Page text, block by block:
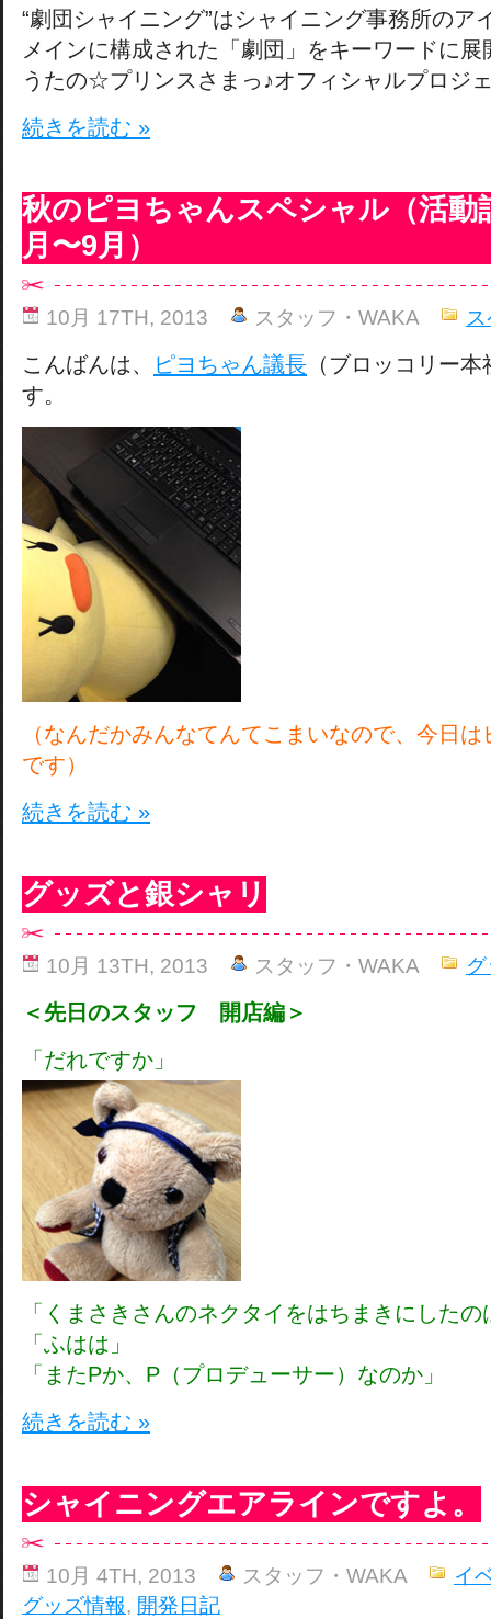
“劇団シャイニング”はシャイニング事務所のア
メインに構成された「劇団」をキーワードに展
うたの☆プリンスさまっ♪オフィシャルプロジ
続きを読む »
秋のピヨちゃんスペシャル（活動
月〜9月）
10月 17TH, 2013 スタッフ・WAKA
こんばんは、 ピヨちゃん議長 （ブロッコリー
す。
（なんだかみんなてんてこまいなので、今日
です）
続きを読む »
グッズと銀シャリ
10月 13TH, 2013 スタッフ・WAKA
＜先日のスタッフ 開店編＞
「だれですか」
「くまさきさんのネクタイをはちまきにしたの
「ふはは」
「またPか、P（プロデューサー）なのか」
続きを読む »
シャイニングエアラインですよ。
10月 4TH, 2013 スタッフ・WAKA
イ
グッズ情報, 開発日記